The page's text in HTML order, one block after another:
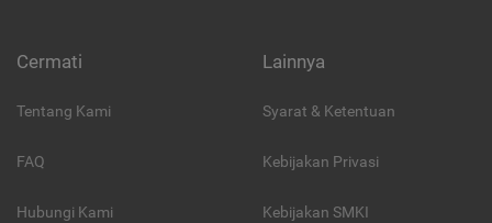
Cermati
Tentang Kami
FAQ
Hubungi Kami
Lainnya
Syarat & Ketentuan
Kebijakan Privasi
Kebijakan SMKI